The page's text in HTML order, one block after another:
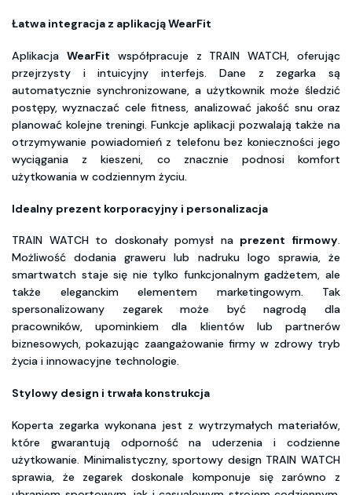
Łatwa integracja z aplikacją WearFit
Aplikacja WearFit współpracuje z TRAIN WATCH, oferując
przejrzysty i intuicyjny interfejs. Dane z zegarka są
automatycznie synchronizowane, a użytkownik może śledzić
postępy, wyznaczać cele fitness, analizować jakość snu oraz
planować kolejne treningi. Funkcje aplikacji pozwalają także na
otrzymywanie powiadomień z telefonu bez konieczności jego
wyciągania z kieszeni, co znacznie podnosi komfort
użytkowania w codziennym życiu.
Idealny prezent korporacyjny i personalizacja
TRAIN WATCH to doskonały pomysł na prezent firmowy.
Możliwość dodania graweru lub nadruku logo sprawia, że
smartwatch staje się nie tylko funkcjonalnym gadżetem, ale
także eleganckim elementem marketingowym. Tak
spersonalizowany zegarek może być nagrodą dla
pracowników, upominkiem dla klientów lub partnerów
biznesowych, pokazując zaangażowanie firmy w zdrowy tryb
życia i innowacyjne technologie.
Stylowy design i trwała konstrukcja
Koperta zegarka wykonana jest z wytrzymałych materiałów,
które gwarantują odporność na uderzenia i codzienne
użytkowanie. Minimalistyczny, sportowy design TRAIN WATCH
sprawia, że zegarek doskonale komponuje się zarówno z